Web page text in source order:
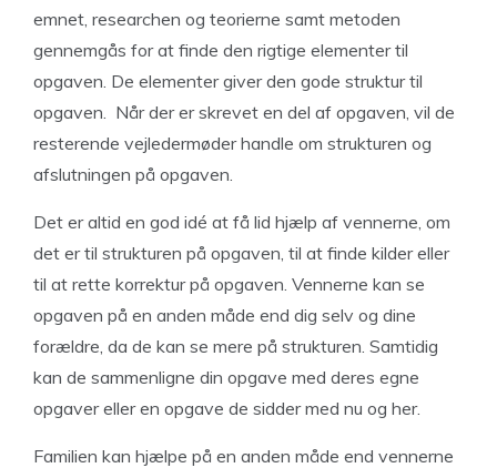
emnet, researchen og teorierne samt metoden
gennemgås for at finde den rigtige elementer til
opgaven. De elementer giver den gode struktur til
opgaven. Når der er skrevet en del af opgaven, vil de
resterende vejledermøder handle om strukturen og
afslutningen på opgaven.
Det er altid en god idé at få lid hjælp af vennerne, om
det er til strukturen på opgaven, til at finde kilder eller
til at rette korrektur på opgaven. Vennerne kan se
opgaven på en anden måde end dig selv og dine
forældre, da de kan se mere på strukturen. Samtidig
kan de sammenligne din opgave med deres egne
opgaver eller en opgave de sidder med nu og her.
Familien kan hjælpe på en anden måde end vennerne